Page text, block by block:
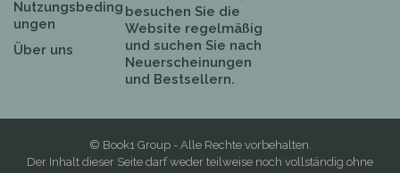
Nutzungsbeding
ungen
Über uns
besuchen Sie die
Website regelmäßig
und suchen Sie nach
Neuerscheinungen
und Bestsellern.
© Book1 Group - Alle Rechte vorbehalten.
Der Inhalt dieser Seite darf weder teilweise noch vollständig ohne